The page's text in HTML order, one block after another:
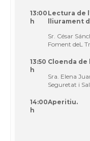
13:00
h
Lectura de
lliurament
Sr. César
Foment deL
13:50
h
Cloenda de
Sra. Elena
Seguretat i
14:00
h
Aperitiu.